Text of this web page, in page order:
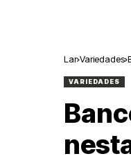
Lar Variedades
VARIEDADES